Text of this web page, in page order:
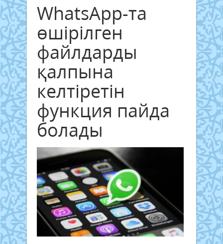
WhatsApp-та
өшірілген
файлдарды
қалпына
келтіретін
функция пайда
болады